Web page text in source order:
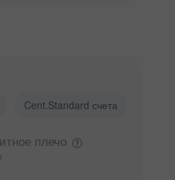
Cent.Standard счета
плечо